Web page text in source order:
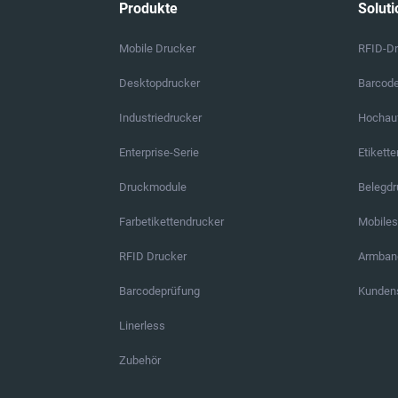
Produkte
Mobile Drucker
Desktopdrucker
Industriedrucker
Enterprise-Serie
Druckmodule
Farbetikettendrucker
RFID Drucker
Barcodeprüfung
Linerless
Zubehör
RFID-